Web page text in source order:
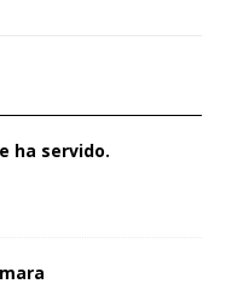
ha servido.